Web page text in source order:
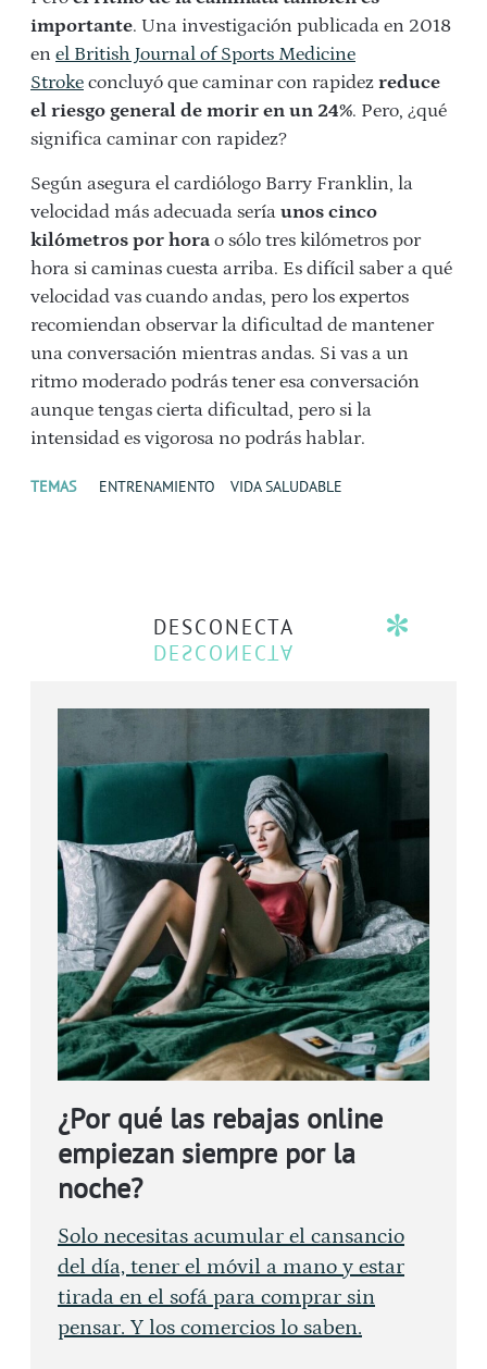
importante. Una investigación publicada en 2018
en el British Journal of Sports Medicine
Stroke concluyó que caminar con rapidez reduce
el riesgo general de morir en un 24%. Pero, ¿qué
significa caminar con rapidez?
Según asegura el cardiólogo Barry Franklin, la
velocidad más adecuada sería unos cinco
kilómetros por hora o sólo tres kilómetros por
hora si caminas cuesta arriba. Es difícil saber a qué
velocidad vas cuando andas, pero los expertos
recomiendan observar la dificultad de mantener
una conversación mientras andas. Si vas a un
ritmo moderado podrás tener esa conversación
aunque tengas cierta dificultad, pero si la
intensidad es vigorosa no podrás hablar.
TEMAS ENTRENAMIENTO VIDA SALUDABLE
DESCONECTA
¿Por qué las rebajas online
empiezan siempre por la
noche?
Solo necesitas acumular el cansancio
del día, tener el móvil a mano y estar
tirada en el sofá para comprar sin
pensar. Y los comercios lo saben.